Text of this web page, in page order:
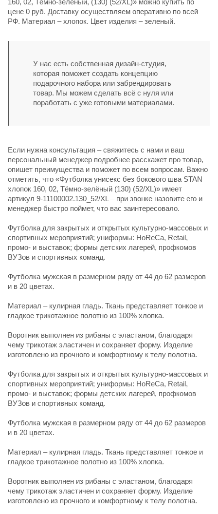
160, 02, Тёмно-зелёный, (130) (52/XL)» можно купить по
цене 0 руб. Доставку осуществляем оперативно по всей
РФ. Материал – хлопок. Цвет изделия – зеленый.
У нас есть собственная дизайн-студия,
которая поможет создать концепцию
подарочного набора или забрендировать
товар. Мы можем сделать всё с нуля или
поработать с уже готовыми материалами.
Если нужна консультация – свяжитесь с нами и ваш
персональный менеджер подробнее расскажет про товар,
опишет преимущества и поможет по всем вопросам. Важно
отметить, что «Футболка унисекс без бокового шва STAN
хлопок 160, 02, Тёмно-зелёный (130) (52/XL)» имеет
артикул 9-11100002.130_52/XL – при звонке назовите его и
менеджер быстро поймет, что вас заинтересовало.
Футболка для закрытых и открытых культурно-массовых и
спортивных мероприятий; униформы: HoReCa, Retail,
промо- и выставок; формы детских лагерей, профкомов
ВУЗов и спортивных команд.
Футболка мужская в размерном ряду от 44 до 62 размеров
и в 20 цветах.
Материал – кулирная гладь. Ткань представляет тонкое и
гладкое трикотажное полотно из 100% хлопка.
Воротник выполнен из рибаны с эластаном, благодаря
чему трикотаж эластичен и сохраняет форму. Изделие
изготовлено из прочного и комфортному к телу полотна.
Футболка для закрытых и открытых культурно-массовых и
спортивных мероприятий; униформы: HoReCa, Retail,
промо- и выставок; формы детских лагерей, профкомов
ВУЗов и спортивных команд.
Футболка мужская в размерном ряду от 44 до 62 размеров
и в 20 цветах.
Материал – кулирная гладь. Ткань представляет тонкое и
гладкое трикотажное полотно из 100% хлопка.
Воротник выполнен из рибаны с эластаном, благодаря
чему трикотаж эластичен и сохраняет форму. Изделие
изготовлено из прочного и комфортному к телу полотна.